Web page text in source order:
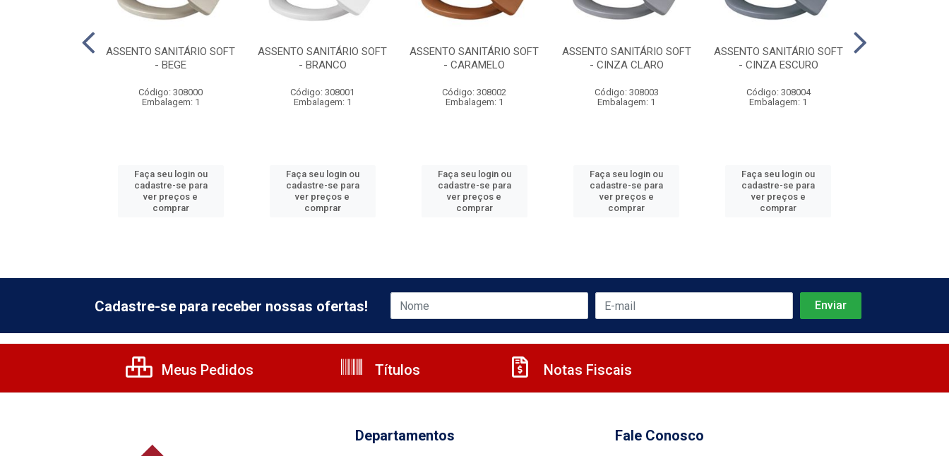
ASSENTO SANITÁRIO SOFT
- BEGE
Código: 308000
Embalagem: 1
Faça seu login ou
cadastre-se para
ver preços e
comprar
ASSENTO SANITÁRIO SOFT
- BRANCO
Código: 308001
Embalagem: 1
Faça seu login ou
cadastre-se para
ver preços e
comprar
ASSENTO SANITÁRIO SOFT
- CARAMELO
Código: 308002
Embalagem: 1
Faça seu login ou
cadastre-se para
ver preços e
comprar
ASSENTO SANITÁRIO SOFT
- CINZA CLARO
Código: 308003
Embalagem: 1
Faça seu login ou
cadastre-se para
ver preços e
comprar
ASSENTO SANITÁRIO SOFT
- CINZA ESCURO
Código: 308004
Embalagem: 1
Faça seu login ou
cadastre-se para
ver preços e
comprar
Cadastre-se para receber nossas ofertas!
Meus Pedidos Títulos Notas Fiscais
Departamentos Fale Conosco